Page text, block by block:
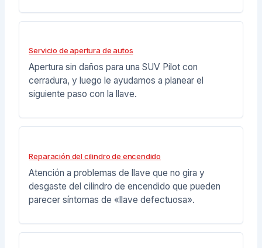
Servicio de apertura de autos
Apertura sin daños para una SUV Pilot con
cerradura, y luego le ayudamos a planear el
siguiente paso con la llave.
Reparación del cilindro de encendido
Atención a problemas de llave que no gira y
desgaste del cilindro de encendido que pueden
parecer síntomas de «llave defectuosa».